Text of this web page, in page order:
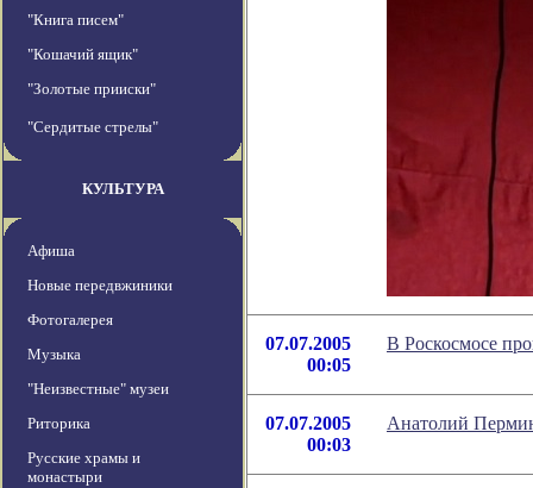
"Книга писем"
"Кошачий ящик"
"Золотые прииски"
"Сердитые стрелы"
КУЛЬТУРА
Афиша
Новые передвжиники
Фотогалерея
Музыка
"Неизвестные" музеи
Риторика
Русские храмы и
монастыри
07.07.2005
00:05
В Роскосмосе
07.07.2005
00:03
Анатолий